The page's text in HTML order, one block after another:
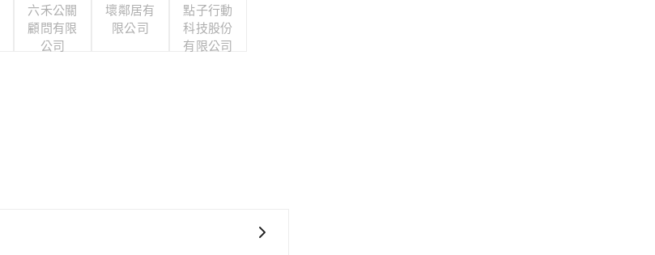
六禾公關
顧問有限
公司
壞鄰居有
限公司
點子行動
科技股份
有限公司